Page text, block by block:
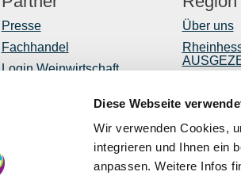
Diese Webseite
Wir verwenden Cookies,
integrieren und Ihnen ein
anpassen. Weitere Infos
Presse
Fachhandel
Login Weinwirtschaft
Mediendatenbank
Über uns
Shop